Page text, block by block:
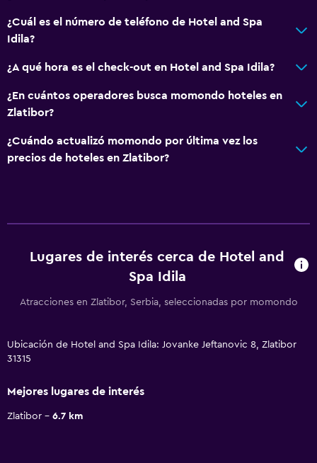
¿Cuál es el número de teléfono de Hotel and Spa
Idila?
¿A qué hora es el check-out en Hotel and Spa Idila?
¿En cuántos operadores busca momondo hoteles en
Zlatibor?
¿Cuándo actualizó momondo por última vez los
precios de hoteles en Zlatibor?
Lugares de interés cerca de Hotel and
Spa Idila
Atracciones en Zlatibor, Serbia, seleccionadas por momondo
Ubicación de Hotel and Spa Idila: Jovanke Jeftanovic 8, Zlatibor
31315
Mejores lugares de interés
Zlatibor 6.7 km